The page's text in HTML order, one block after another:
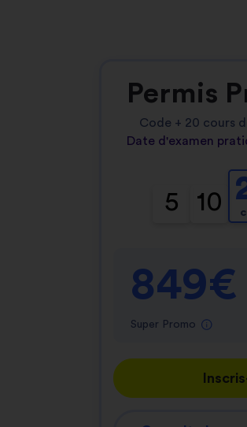
Permis
Code + 20 cours
Date d'examen
5 10
849€
Super Promo